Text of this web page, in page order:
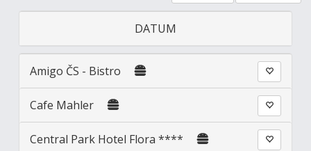
DATUM
Amigo ČS - Bistro
Cafe Mahler
Central Park Hotel Flora ****